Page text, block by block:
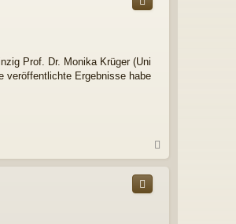
Prof. Dr. Monika Krüger (Uni
veröffentlichte Ergebnisse habe
a
c